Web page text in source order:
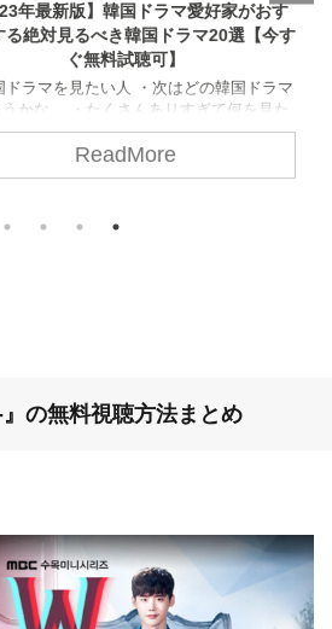
】韓国ドラマ愛好家がおす
るべき韓国ドラマ20選【今す
ぐ無料試聴可】
たい人 ・次はどの韓国ドラマ
・たくさんありすぎて何を見た
〜。 ・韓国ドラマ愛好家のお
り早く知りたい！ そんな疑問
この記事では、【2023年最
ReadMore
【
フル動
ラマ歴
い頃（
本以上
』の無料視聴方法まとめ